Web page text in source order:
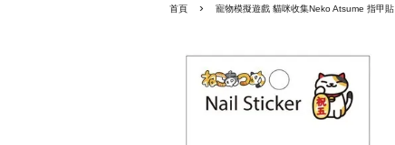
首頁 › 寵物模擬遊戲 貓咪收集Neko Atsume 指甲貼